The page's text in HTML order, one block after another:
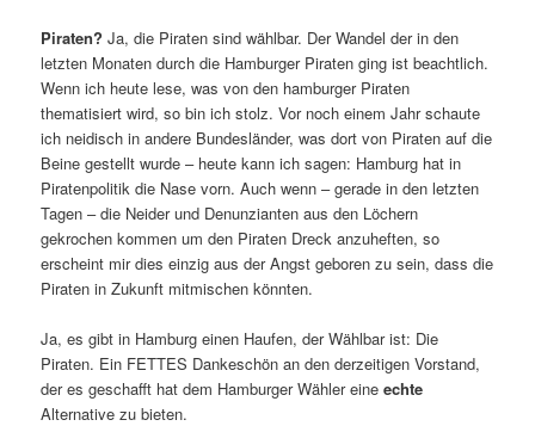
Piraten? Ja, die Piraten sind wählbar. Der Wandel der in den
letzten Monaten durch die Hamburger Piraten ging ist beachtlich.
Wenn ich heute lese, was von den hamburger Piraten
thematisiert wird, so bin ich stolz. Vor noch einem Jahr schaute
ich neidisch in andere Bundesländer, was dort von Piraten auf die
Beine gestellt wurde – heute kann ich sagen: Hamburg hat in
Piratenpolitik die Nase vorn. Auch wenn – gerade in den letzten
Tagen – die Neider und Denunzianten aus den Löchern
gekrochen kommen um den Piraten Dreck anzuheften, so
erscheint mir dies einzig aus der Angst geboren zu sein, dass die
Piraten in Zukunft mitmischen könnten.
Ja, es gibt in Hamburg einen Haufen, der Wählbar ist: Die
Piraten. Ein FETTES Dankeschön an den derzeitigen Vorstand,
der es geschafft hat dem Hamburger Wähler eineechte
Alternative zu bieten.